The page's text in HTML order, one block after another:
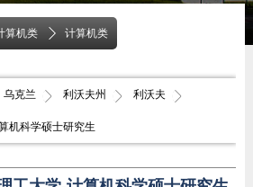
算机类 计算机类
乌克兰 利沃夫州 利沃夫
机科学硕士研究生